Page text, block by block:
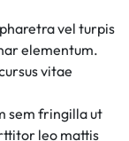
vel turpis
elementum.
vitae
sem fringilla ut
leo mattis